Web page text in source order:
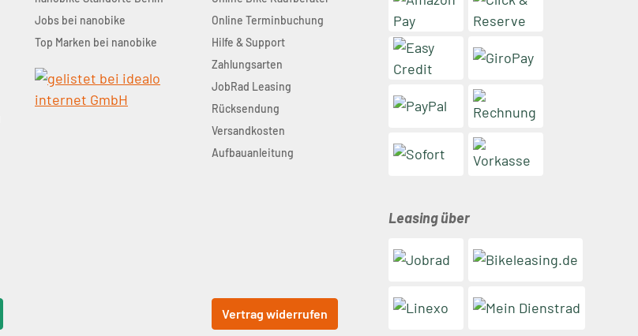
Jobs bei nanobike
Top Marken bei nanobike
Online Terminbuchung
Hilfe & Support
Zahlungsarten
JobRad Leasing
Rücksendung
Versandkosten
Aufbauanleitung
Vertrag widerrufen
Leasing über